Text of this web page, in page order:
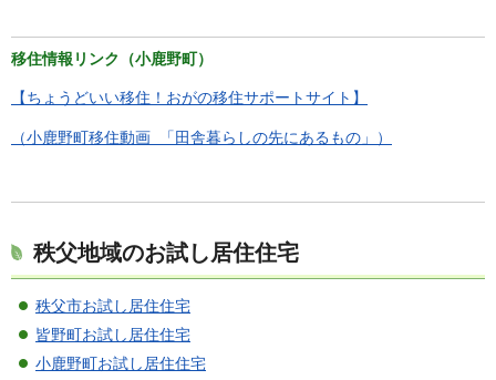
移住情報リンク（小鹿野町）
【ちょうどいい移住！おがの移住サポートサイト】
（小鹿野町移住動画 「田舎暮らしの先にあるもの」）
秩父地域のお試し居住住宅
秩父市お試し居住住宅
皆野町お試し居住住宅
小鹿野町お試し居住住宅